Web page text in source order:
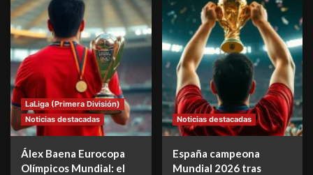
LaLiga (Primera División)
Noticias destacadas
Álex Baena Eurocopa
Olímpicos Mundial: el
Noticias destacadas
España campeona
Mundial 2026 tras